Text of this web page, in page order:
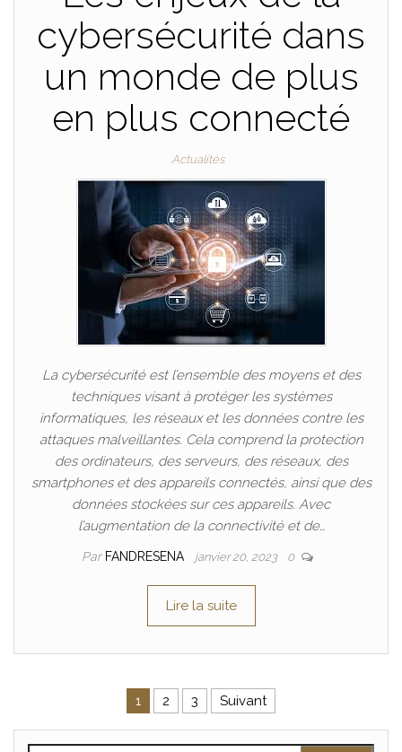
cybersécurité dans
un monde de plus
en plus connecté
Actualités
La cybersécurité est l’ensemble des moyens et des
techniques visant à protéger les systèmes
informatiques, les réseaux et les données contre les
attaques malveillantes. Cela comprend la protection
des ordinateurs, des serveurs, des réseaux, des
smartphones et des appareils connectés, ainsi que des
données stockées sur ces appareils. Avec
l’augmentation de la connectivité et de…
Par FANDRESENA janvier 20, 2023 0
Lire la suite
Pagination des publications
1 2 3 Suivant